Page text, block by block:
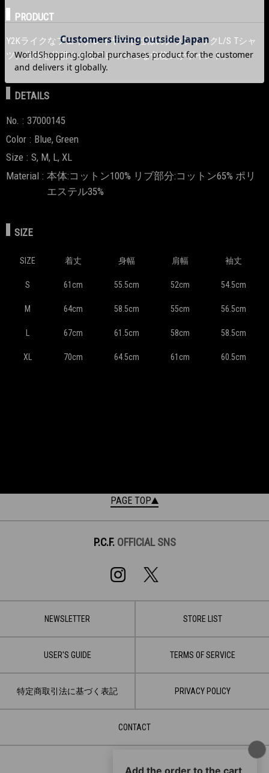
PRODUCT
Y2Kライクなフェイクレイヤード仕様のグラフィックL/S Tシャ
ツ。当時を彷彿させるフレッシュな色使いがポイント。
DETAILS
No.
37000145
Color
Blue, Green
Size
S, M, L, XL
Material
本体:コットン100% リブ部分:コットン65% ポリ
エステル35%
SIZE
SIZE 着丈 身幅 肩幅 袖丈
S 61cm 55.5cm 52cm 54.5cm
M 64cm 58.5cm 55cm 56.5cm
67cm 61.5cm 58cm 58.5cm
XL 70cm 64.5cm 61cm 60.5cm
PAGE TOP
P.C.F. OFFICIAL SNS
NEWSLETTER STORE LIST
USER'S GUIDE TERMS OF SERVICE
特定商取引法に基づく表記 PRIVACY POLICY
CONTACT